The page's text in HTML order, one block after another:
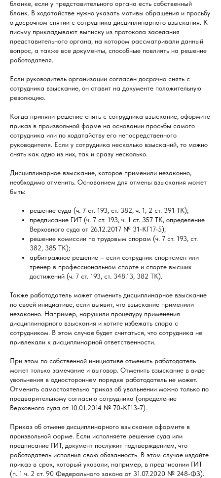
бланке, если у представительного органа есть собственный
бланк. В ходатайстве нужно указать мотивы обращения и просьбу
о досрочном снятии с сотрудника дисциплинарного взыскания. К
письму прикладывают выписку из протокола заседания
представительного органа, на котором рассматривали данный
вопрос, а также все документы, способные повлиять на решение
работодателя.
Если руководитель организации согласен досрочно снять с
сотрудника взыскание, он ставит на документе положительную
резолюцию.
Когда приняли решение снять с сотрудника взыскание, оформите
приказ в произвольной форме на основании просьбы самого
сотрудника или по ходатайству его непосредственного
руководителя. Если у сотрудника несколько взысканий, то можно
снять как одно из них, так и сразу несколько.
Дисциплинарное взыскание, которое применили незаконно,
необходимо отменить. Основанием для отмены взыскания может
быть:
решение суда (ч. 7 ст. 193, ст. 382, ч. 1, 2 ст. 391 ТК);
предписание ГИТ (ч. 7 ст. 193, ч. 1 ст. 357 ТК, определение
Верховного суда от 26.12.2017 № 31-КГ17-5);
решение комиссии по трудовым спорам (ч. 7 ст. 193, ст.
382, 385 ТК);
арбитражное решение – если сотрудник спортсмен или
тренер в профессиональном спорте и спорте высших
достижений (ч. 7 ст. 193, ст. 348.13, 382 ТК).
Также работодатель может отменить дисциплинарное взыскание
по своей инициативе, если выявит, что взыскание применили
незаконно. Например, нарушили процедуру применения
дисциплинарного взыскания и хотите избежать спора с
сотрудником. В этом случае будет считаться, что сотрудника не
привлекали к дисциплинарной ответственности.
При этом по собственной инициативе отменить работодатель
может только замечание и выговор. Отменить взыскание в виде
увольнения в одностороннем порядке работодатель не может.
Отменить самостоятельно приказ об увольнении можно только по
предварительному согласию сотрудника (определение
Верховного суда от 10.01.2014 № 70-КГ13-7).
Приказ об отмене дисциплинарного взыскания оформите в
произвольной форме. Если исполняете решение суда или
предписание ГИТ, документ послужит подтверждением, что
работодатель исполнил свою обязанность. В этом случае издайте
приказ в срок, который указали, например, в предписании ГИТ
(п. 1 ч. 2 ст. 90 Федерального закона от 31.07.2020 № 248-ФЗ).